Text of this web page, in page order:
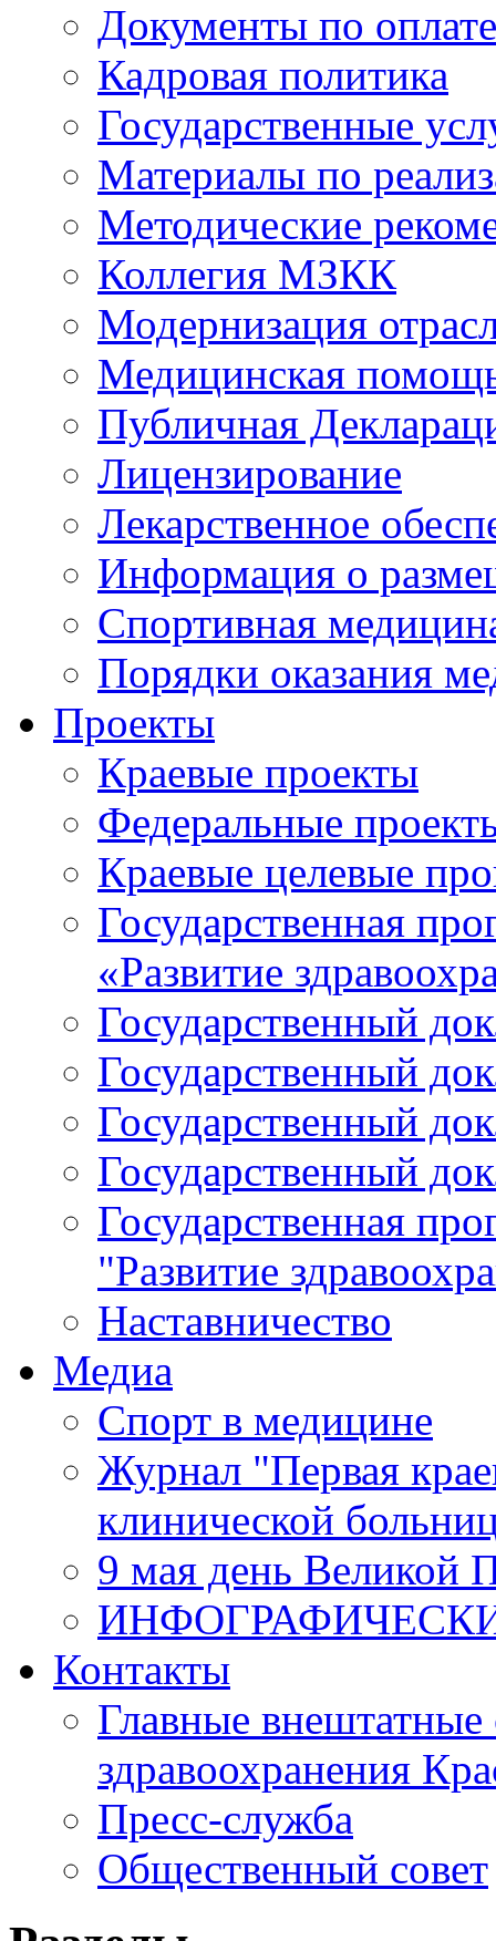
Документы по
Кадровая политика
Государственные
Материалы по
Методические
Коллегия МЗКК
Модернизация
Медицинская
Публичная
Лицензирование
Лекарственное
Информация о
Спортивная
Порядки оказания
Проекты
Краевые проекты
Федеральные
Краевые целевые
Государственная
«Развитие
Государственный
Государственный
Государственный
Государственный
Государственная
"Развитие
Наставничество
Медиа
Спорт в медицине
Журнал "Первая
клинической
9 мая день Великой
Контакты
Главные внештатные
здравоохранения
Пресс-служба
Общественный совет